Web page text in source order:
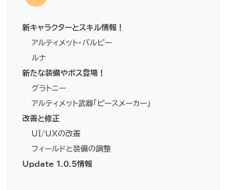
新キャラクターとスキル情報！
アルティメット・バルビー
ルナ
新たな装備やボス登場！
グラトニー
アルティメット武器「ピースメーカー」
改善と修正
UI/UXの改善
フィールドと装備の調整
Update 1.0.5情報